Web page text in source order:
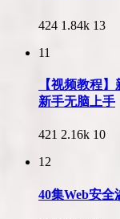
424 1.84k 13
11
【视频教程
新手无脑上手
421 2.16k 10
12
40集Web安全